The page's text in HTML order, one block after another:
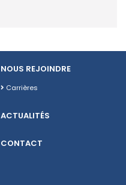
NOUS REJOINDRE
Carrières
ACTUALITÉS
CONTACT